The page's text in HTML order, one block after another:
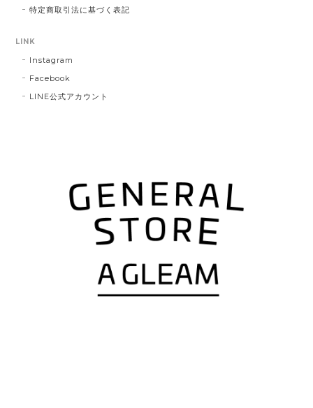
特定商取引法に基づく表記
LINK
Instagram
Facebook
LINE公式アカウント